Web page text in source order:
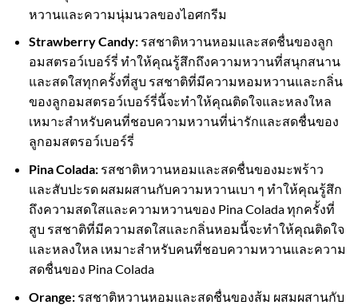
หวานและความนุ่มนวลของไอศกรีม
Strawberry Candy:รสชาติหวานหอมและสดชื่นของลูก
อมสตรอว์เบอร์รี่ ทำให้คุณรู้สึกถึงความหวานที่สนุกสนาน
และสดใสทุกครั้งที่สูบ รสชาติที่มีความหอมหวานและกลิ่น
ของลูกอมสตรอว์เบอร์รี่นี้จะทำให้คุณติดใจและหลงใหล
เหมาะสำหรับคนที่ชอบความหวานที่น่ารักและสดชื่นของ
ลูกอมสตรอว์เบอร์รี่
Pina Colada:รสชาติหวานหอมและสดชื่นของมะพร้าว
และสับปะรด ผสมผสานกับความหวานเบา ๆ ทำให้คุณรู้สึก
ถึงความสดใสและความหวานของ Pina Colada ทุกครั้งที่
สูบ รสชาติที่มีความสดใสและกลิ่นหอมนี้จะทำให้คุณติดใจ
และหลงใหล เหมาะสำหรับคนที่ชอบความหวานและความ
สดชื่นของ Pina Colada
Orange:รสชาติหวานหอมและสดชื่นของส้ม ผสมผสานกับ